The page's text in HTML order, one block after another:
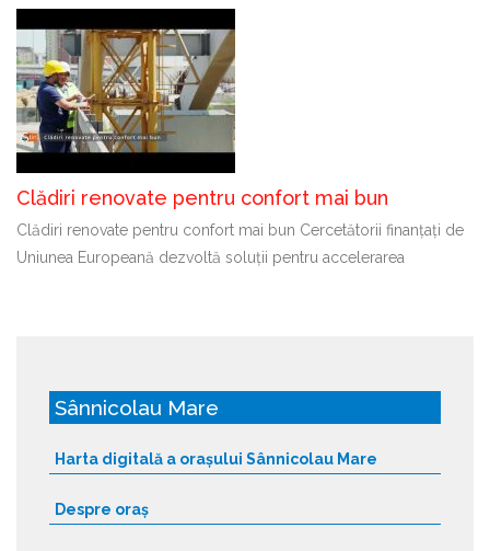
Clădiri renovate pentru confort mai bun
Clădiri renovate pentru confort mai bun Cercetătorii finanțați de
Uniunea Europeană dezvoltă soluții pentru accelerarea
Sânnicolau Mare
Harta digitală a orașului Sânnicolau Mare
Despre oraș